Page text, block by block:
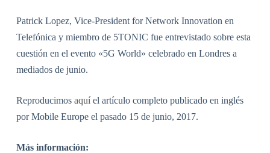
Patrick Lopez, Vice-President for Network Innovation en
Telefónica y miembro de 5TONIC fue entrevistado sobre esta
cuestión en el evento «5G World» celebrado en Londres a
mediados de junio.
Reproducimos aquíel artículo completo publicado en inglés
por Mobile Europe el pasado 15 de junio, 2017.
Más información: